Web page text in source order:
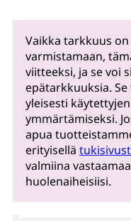
Vaikka tarkkuus
varmistamaan,
viitteeksi, ja se voi
epätarkkuuksia.
yleisesti
ymmärtämiseksi.
apua
erityisellä
valmiina
huolenaiheisiisi.